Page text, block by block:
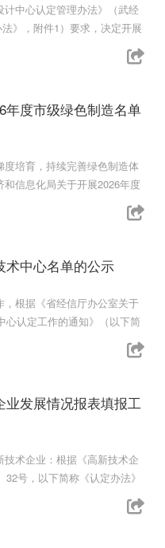
中心认定管理办法》（武经
》，附件1）要求，决定开展
年度市级绿色制造名单
培育，持续完善绿色制造体
信息化局关于开展2026年度
术中心名单的公示
根据《省经信厅办公室关于
心认定工作的通知》（以下简
业发展情况报表填报工
术企业：根据《高新技术企
号，以下简称《认定办法》